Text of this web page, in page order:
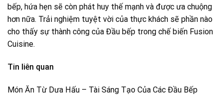
bếp, hứa hẹn sẽ còn phát huy thế mạnh và được ưa chuộng
hơn nữa. Trải nghiệm tuyệt vời của thực khách sẽ phần nào
cho thấy sự thành công của Đầu bếp trong chế biến Fusion
Cuisine.
Tin liên quan
Món Ăn Từ Dưa Hấu – Tài Sáng Tạo Của Các Đầu Bếp